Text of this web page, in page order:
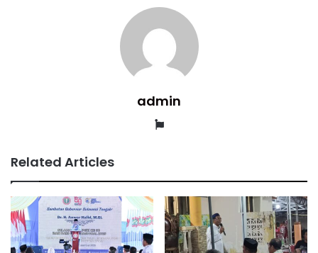
admin
Website
Related Articles